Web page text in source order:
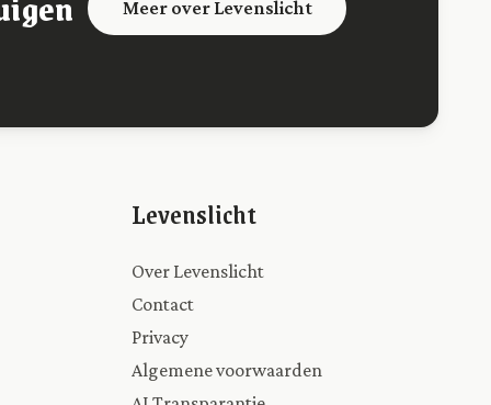
Meer over Levenslicht
Levenslicht
Over Levenslicht
Contact
Privacy
Algemene voorwaarden